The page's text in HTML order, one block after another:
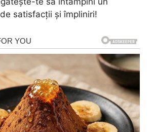
satisfacții și împliniri!